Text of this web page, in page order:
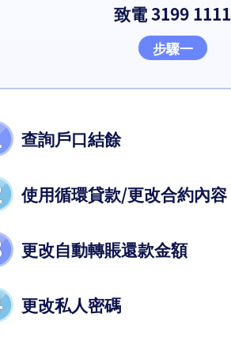
致電3199 1111
步驟一
查詢戶口結餘
使用循環貸款/更改合約內容
更改自動轉賬還款金額
更改私人密碼